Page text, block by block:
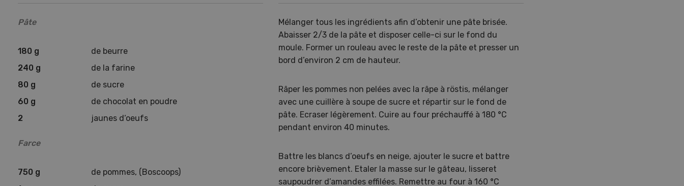
Pâte
180 g
de beurre
240 g
de la farine
80 g
de sucre
60 g
de chocolat en poudre
2
jaunes d‘oeufs
Farce
750 g
de pommes, (Boscoops)
Mélanger tous les ingrédients afin d’obtenir une pâte brisée.
Abaisser 2/3 de la pâte et disposer celle-ci sur le fond du
moule. Former un rouleau avec le reste de la pâte et presser un
bord d’environ 2 cm de hauteur.
Râper les pommes non pelées avec la râpe à röstis, mélanger
avec une cuillère à soupe de sucre et répartir sur le fond de
pâte. Ecraser légèrement. Cuire au four préchauffé à 180 °C
pendant environ 40 minutes.
Battre les blancs d’oeufs en neige, ajouter le sucre et battre
encore brièvement. Etaler la masse sur le gâteau, lisseret
saupoudrer d’amandes effilées. Remettre au four à 160 °C